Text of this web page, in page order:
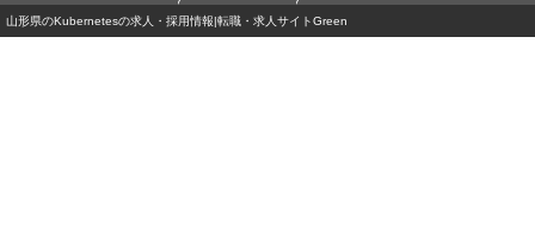
山形県のKubernetesの求人・採用情報|転職・求人サイトGreen